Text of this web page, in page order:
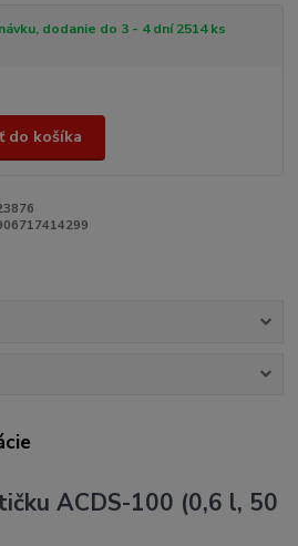
dodanie do 3 - 4 dní 2514 ks
do košíka
ACDS-100 (0,6 l, 50